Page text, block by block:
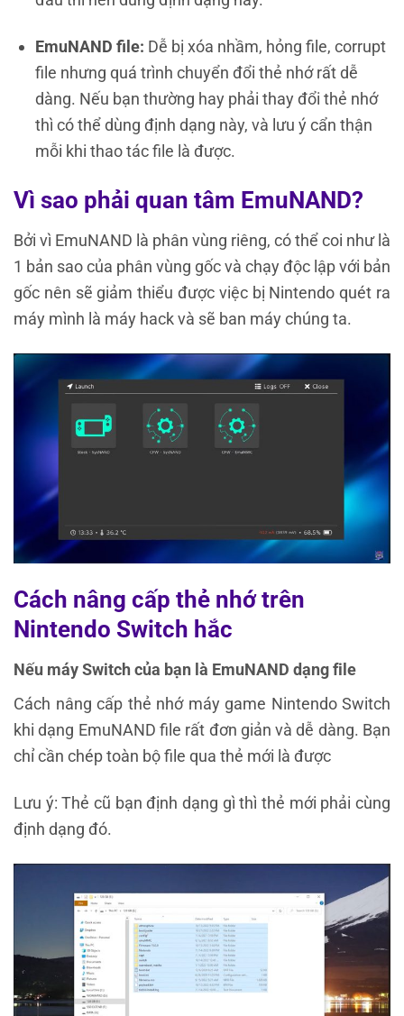
EmuNAND file: Dễ bị xóa nhầm, hỏng file, corrupt
file nhưng quá trình chuyển đổi thẻ nhớ rất dễ
dàng. Nếu bạn thường hay phải thay đổi thẻ nhớ
thì có thể dùng định dạng này, và lưu ý cẩn thận
mỗi khi thao tác file là được.
Vì sao phải quan tâm EmuNAND?
Bởi vì EmuNAND là phân vùng riêng, có thể coi như là
1 bản sao của phân vùng gốc và chạy độc lập với bản
gốc nên sẽ giảm thiểu được việc bị Nintendo quét ra
máy mình là máy hack và sẽ ban máy chúng ta.
Cách nâng cấp thẻ nhớ trên
Nintendo Switch hắc
Nếu máy Switch của bạn là EmuNAND dạng file
Cách nâng cấp thẻ nhớ máy game Nintendo Switch
khi dạng EmuNAND file rất đơn giản và dễ dàng. Bạn
chỉ cần chép toàn bộ file qua thẻ mới là được
Lưu ý: Thẻ cũ bạn định dạng gì thì thẻ mới phải cùng
định dạng đó.